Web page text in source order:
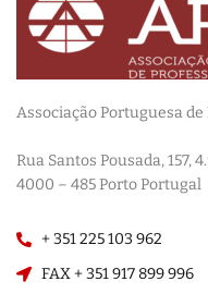
Associação Portuguesa
Rua Santos Pousada, 157,
4000 – 485 Porto Portugal
+ 351 225 103 962
FAX + 351 917 899 996